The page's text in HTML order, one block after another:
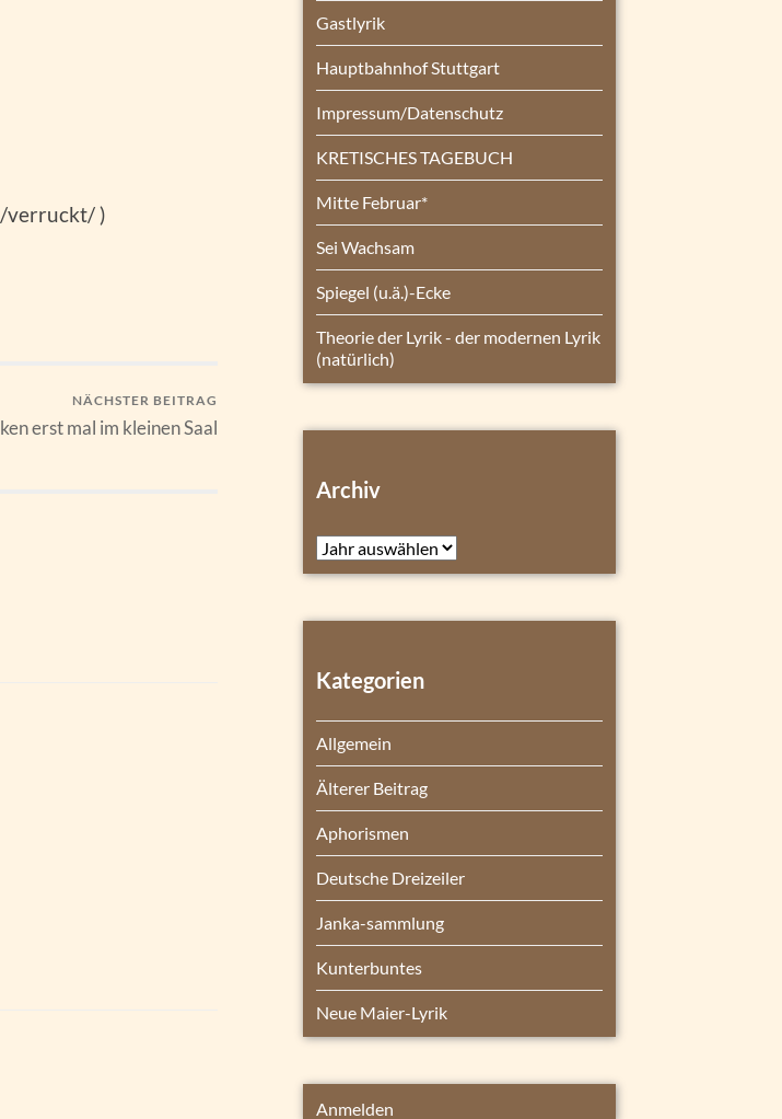
verruckt/ )
NÄCHSTER BEITRAG
erst mal im kleinen Saal
Gastlyrik
Hauptbahnhof Stuttgart
Impressum/Datenschutz
KRETISCHES TAGEBUCH
Mitte Februar*
Sei Wachsam
Spiegel (u.ä.)-Ecke
Theorie der Lyrik - der modernen Lyrik
(natürlich)
Archiv
Archiv
Kategorien
Allgemein
Älterer Beitrag
Aphorismen
Deutsche Dreizeiler
Janka-sammlung
Kunterbuntes
Neue Maier-Lyrik
Anmelden